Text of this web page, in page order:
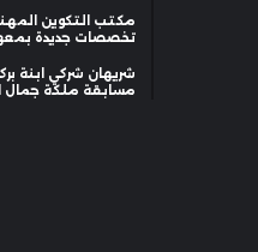
مكتب التكوين
تخصصات جديدة
شريهان شركي ابنة
مسابقة ملكة جمال